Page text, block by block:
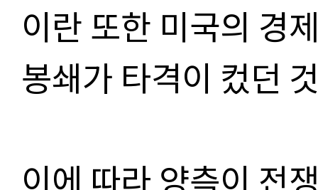
이란 또한 미국의 경
봉쇄가 타격이 컸던
이에 따라 양측이 전